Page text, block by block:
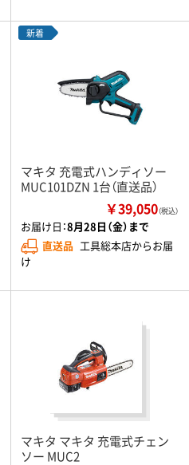
新着
マキタ 充電式ハンディソー
MUC101DZN 1台（直送品）
￥39,050（税込）
お届け日：8月28日（金）まで
直送品 工具総本店からお届
け
マキタ マキタ 充電式チェン
ソー MUC2